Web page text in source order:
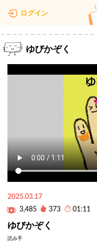
ログイン
ゆびかぞく
2025.03.17
3,485
373 01:11
ゆびかぞく
読み手